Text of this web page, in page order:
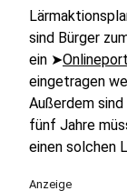
sind Bürger
ein ➤
eingetragen
Außerdem
fünf Jahre
einen solchen
Anzeige